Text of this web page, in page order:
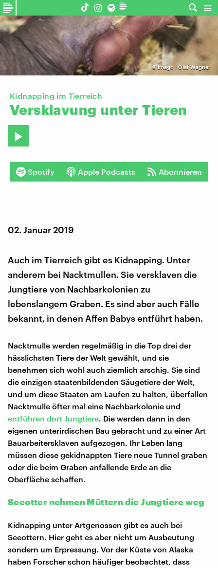
©imago | Olaf Wagner
Kidnapping im Tierreich
Versklavung unter Tieren
Spotify Apple Podcasts Abonnieren
02. Januar 2019
Auch im Tierreich gibt es Kidnapping. Unter
anderem bei Nacktmullen. Sie versklaven die
Jungtiere von Nachbarkolonien zu
lebenslangem Graben. Es sind aber auch Fälle
bekannt, in denen Affen Babys entführt haben.
Nacktmulle werden regelmäßig in die Top drei der
hässlichsten Tiere der Welt gewählt, und sie
benehmen sich wohl auch ziemlich arschig. Sie sind
die einzigen staatenbildenden Säugetiere der Welt,
und um diese Staaten am Laufen zu halten, überfallen
Nacktmulle öfter mal eine Nachbarkolonie und
entführen dort Jungtiere. Die werden dann in den
eigenen unterirdischen Bau gebracht und zu einer Art
Bauarbeitersklaven aufgezogen. Ihr Leben lang
müssen diese gekidnappten Tiere neue Tunnel graben
oder die beim Graben anfallende Erde an die
Oberfläche schaffen.
Seeotter nehmen Müttern die Jungtiere weg
Kidnapping unter Artgenossen gibt es auch bei
Seeottern. Hier geht es aber nicht um Ausbeutung
sondern um Erpressung. Vor der Küste von Alaska
haben Forscher schon häufiger beobachtet, dass